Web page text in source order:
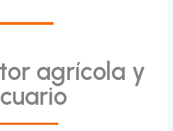
agrícola y